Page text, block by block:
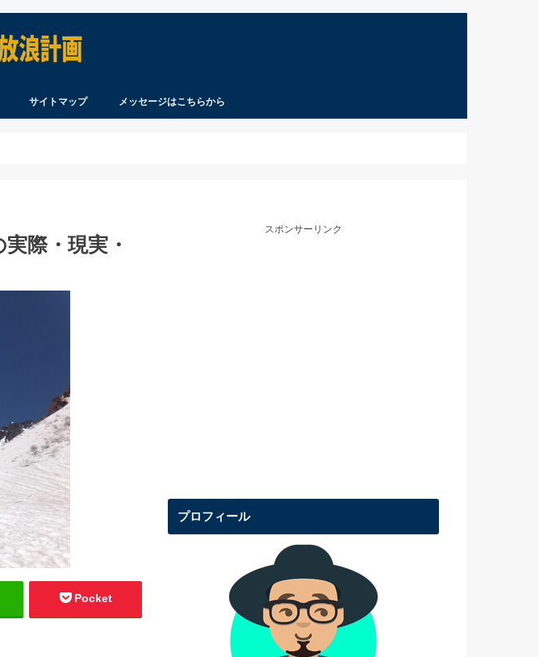
サイトマップ メッセージはこちらから
際・現実・
Pocket
スポンサーリンク
プロフィール